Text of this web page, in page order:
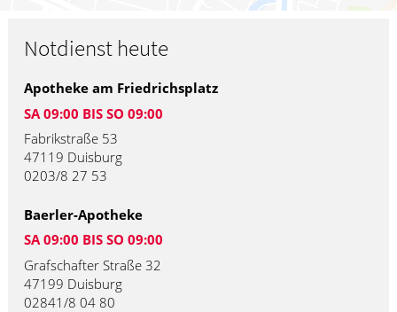
Notdienst heute
Apotheke am Friedrichsplatz
SA 09:00 BIS SO 09:00
Fabrikstraße 53
47119 Duisburg
0203/8 27 53
Baerler-Apotheke
SA 09:00 BIS SO 09:00
Grafschafter Straße 32
47199 Duisburg
02841/8 04 80